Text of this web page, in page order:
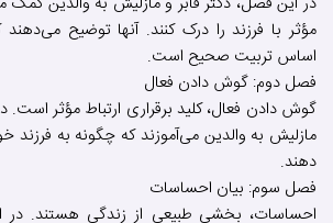
مؤثر با فرزند را درک کنند. آنها توضیح می‌دهند
اساس تربیت صحیح است.
فصل دوم: گوش دادن فعال
گوش دادن فعال، کلید برقراری ارتباط مؤثر است.
مازلیش به والدین می‌آموزند که چگونه به
دهند.
فصل سوم: بیان احساسات
احساسات، بخشی طبیعی از زندگی هستند. در